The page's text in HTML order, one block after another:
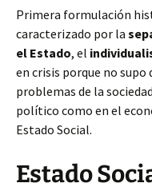
Primera formulación
caracterizado por la
el Estado, el
en crisis porque no supo
problemas de la
político como en el
Estado Social.
Estado